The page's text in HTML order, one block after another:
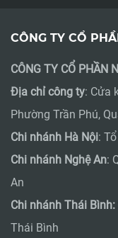
CÔNG TY CỔ
CÔNG TY CỔ PHẦN
Địa chỉ công ty: Cửa
Phường Trần Phú,
Chi nhánh Hà Nội:
Chi nhánh Nghệ An:
An
Chi nhánh Thái Bình:
Thái Bình